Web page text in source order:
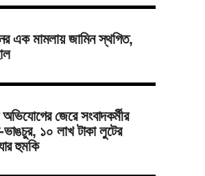
এক মামলায় জামিন স্থগিত,
জেরে সংবাদকর্মীর
ভাঙচুর, ১০ লাখ টাকা লুটের
হুমকি